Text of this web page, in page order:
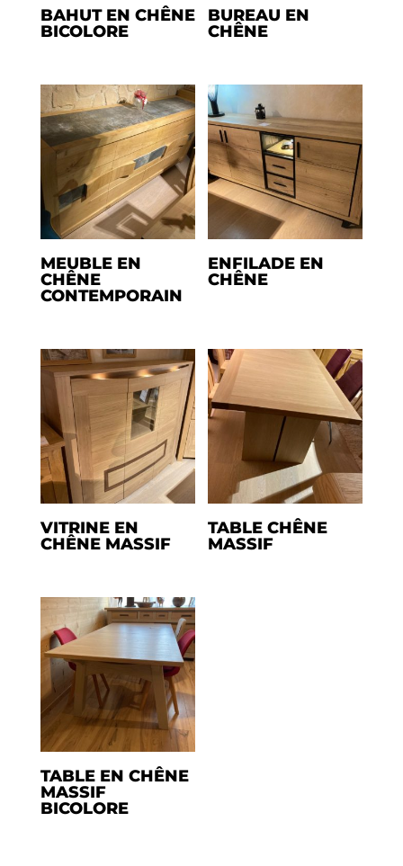
BAHUT EN CHÊNE
BICOLORE
BUREAU EN
CHÊNE
MEUBLE EN
CHÊNE
CONTEMPORAIN
ENFILADE EN
CHÊNE
VITRINE EN
CHÊNE MASSIF
TABLE CHÊNE
MASSIF
TABLE EN CHÊNE
MASSIF
BICOLORE